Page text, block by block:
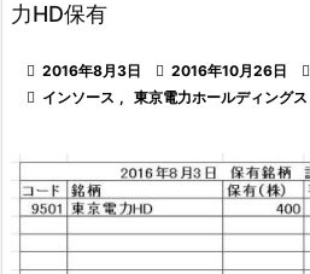
力HD保有
 2016年8月3日  2016年10月26日 
 インソース , 東京電力ホールディングス